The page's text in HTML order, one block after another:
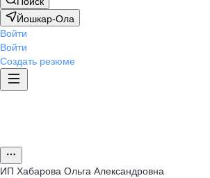
Йошкар-Ола
Войти
Войти
Создать резюме
ИП Хабарова Ольга Александровна